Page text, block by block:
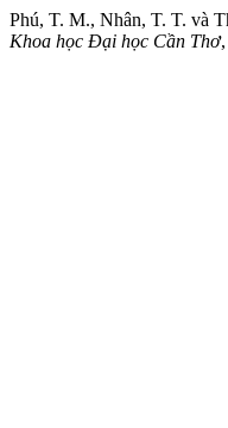
Phú, T. M., Nhân, T. T. và
Khoa học Đại học Cần Thơ